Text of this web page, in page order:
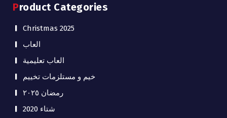
Product Categories
Christmas 2025
العاب
العاب تعليمية
خيم و مستلزمات تخييم
رمضان ٢٠٢٥
شتاء 2020